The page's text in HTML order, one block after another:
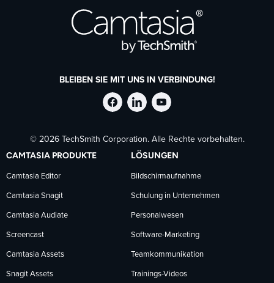
BLEIBEN SIE MIT UNS IN VERBINDUNG!
TechSmith
auf
Facebook
folgen
TechSmith
auf
LinkedIn
folgen
TechSmith
auf
YouTube
folgen
© 2026 TechSmith Corporation. Alle Rechte vorbehalten.
CAMTASIA PRODUKTE
Camtasia Editor
Camtasia Snagit
Camtasia Audiate
Screencast
Camtasia Assets
Snagit Assets
LÖSUNGEN
Bildschirmaufnahme
Schulung in Unternehmen
Personalwesen
Software-Marketing
Teamkommunikation
Trainings-Videos